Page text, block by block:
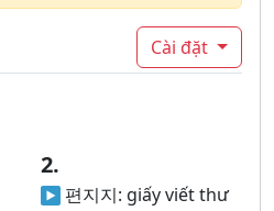
Cài đặt
2.
편지지: giấy viết thư